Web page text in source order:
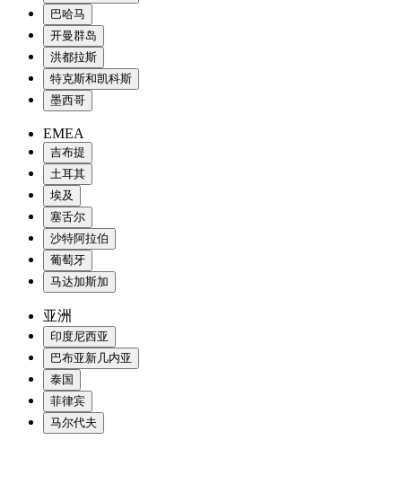
巴哈马
开曼群岛
洪都拉斯
特克斯和凯科斯
墨西哥
EMEA
吉布提
土耳其
埃及
塞舌尔
沙特阿拉伯
葡萄牙
马达加斯加
亚洲
印度尼西亚
巴布亚新几内亚
泰国
菲律宾
马尔代夫